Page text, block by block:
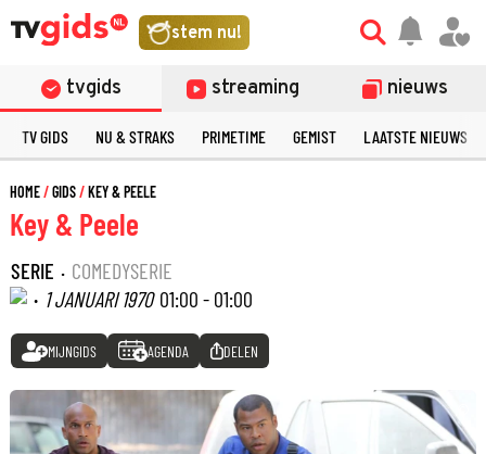
stem nu!
tvgids streaming nieuws
TV GIDS NU & STRAKS PRIMETIME GEMIST LAATSTE NIEUWS
HOME GIDS KEY & PEELE
Key & Peele
SERIE · COMEDYSERIE
· 1 JANUARI 1970 01:00 - 01:00
MIJNGIDS AGENDA DELEN